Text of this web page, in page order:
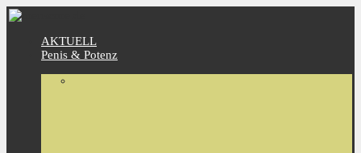
AKTUELL
Penis & Potenz